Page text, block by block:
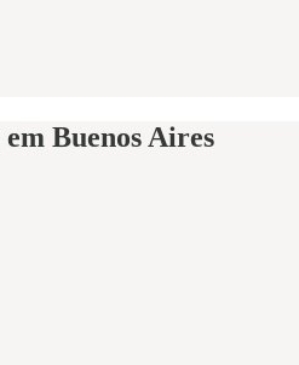
Buenos Aires